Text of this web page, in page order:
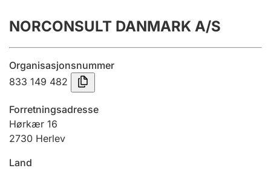
Årsrekneskap
Innsending og forseinkingsgebyr
Tinglysing
Jeger
NORCONSULT DANMARK A/S
Organisasjonsnummer
833 149 482
Forretningsadresse
Hørkær 16
2730 Herlev
Land